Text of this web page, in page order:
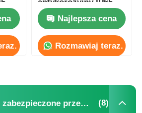
antykorozyjny IP65
Najlepsza cena
Rozmawiaj teraz.
Glandy kablowe zabezpieczone przed wybuchem (8)